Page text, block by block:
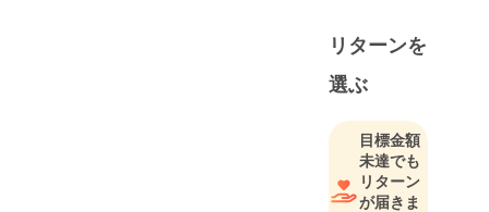
げに至った
経緯
年に材料問
屋として創
業して以
来、材料販
リターンを
選ぶ
目標金額
未達でも
リターン
が届きま